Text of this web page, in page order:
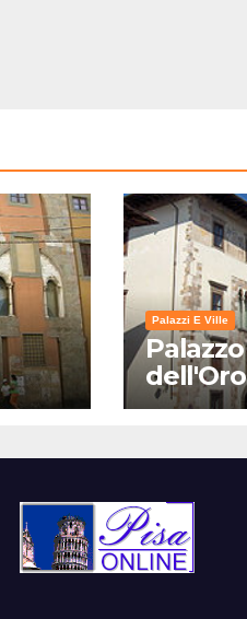
Palazzi E Ville
Palazzo